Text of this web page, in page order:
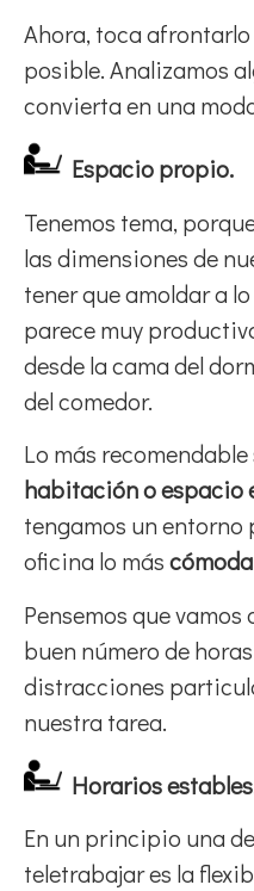
Ahora, toca afrontarlo
posible. Analizamos
convierta en una
Espacio propio.
Tenemos tema,
las dimensiones de
tener que amoldar a
parece muy
desde la cama del
del comedor.
Lo más
habitación o espacio
tengamos un entorno
oficina lo más
Pensemos que
buen número de
distracciones
nuestra tarea.
Horarios
En un principio una
teletrabajar es la